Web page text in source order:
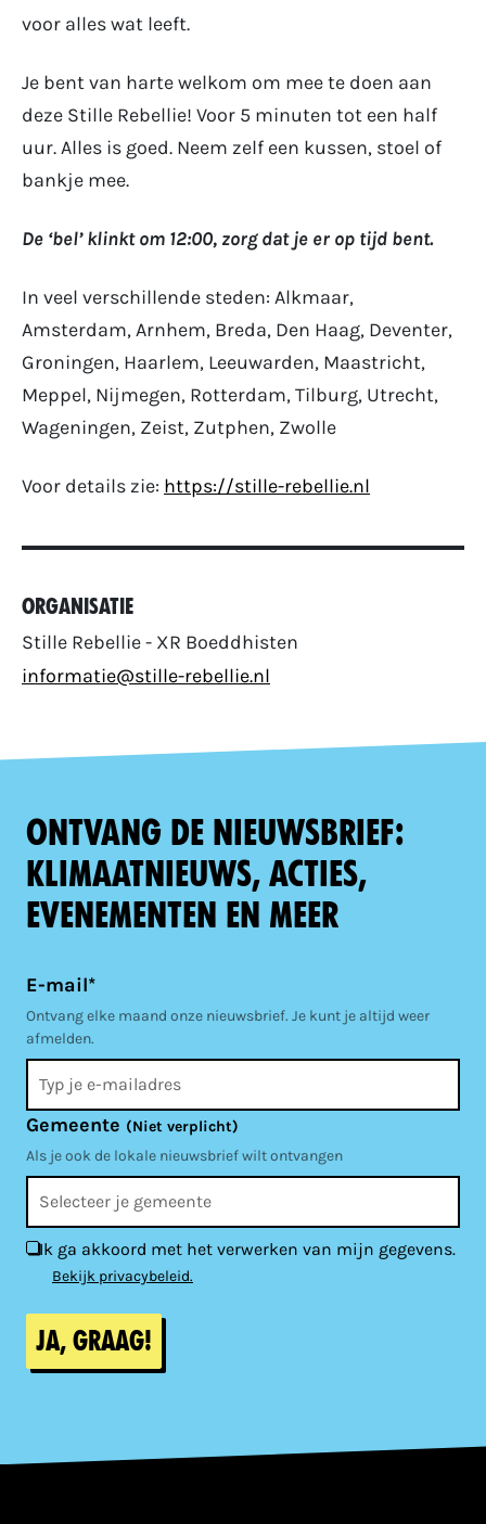
voor alles wat leeft.
Je bent van harte welkom om mee te doen aan
deze Stille Rebellie! Voor 5 minuten tot een half
uur. Alles is goed. Neem zelf een kussen, stoel of
bankje mee.
De ‘bel’ klinkt om 12:00, zorg dat je er op tijd bent.
In veel verschillende steden: Alkmaar,
Amsterdam, Arnhem, Breda, Den Haag, Deventer,
Groningen, Haarlem, Leeuwarden, Maastricht,
Meppel, Nijmegen, Rotterdam, Tilburg, Utrecht,
Wageningen, Zeist, Zutphen, Zwolle
Voor details zie: https://stille-rebellie.nl
Organisatie
Stille Rebellie - XR Boeddhisten
informatie@stille-rebellie.nl
Ontvang de nieuwsbrief:
klimaatnieuws, acties,
evenementen en meer
E-mail*
Ontvang elke maand onze nieuwsbrief. Je kunt je altijd weer
afmelden.
Gemeente (Niet verplicht)
Als je ook de lokale nieuwsbrief wilt ontvangen
Ik ga akkoord met het verwerken van mijn gegevens.
Bekijk privacybeleid.
Ja, graag!